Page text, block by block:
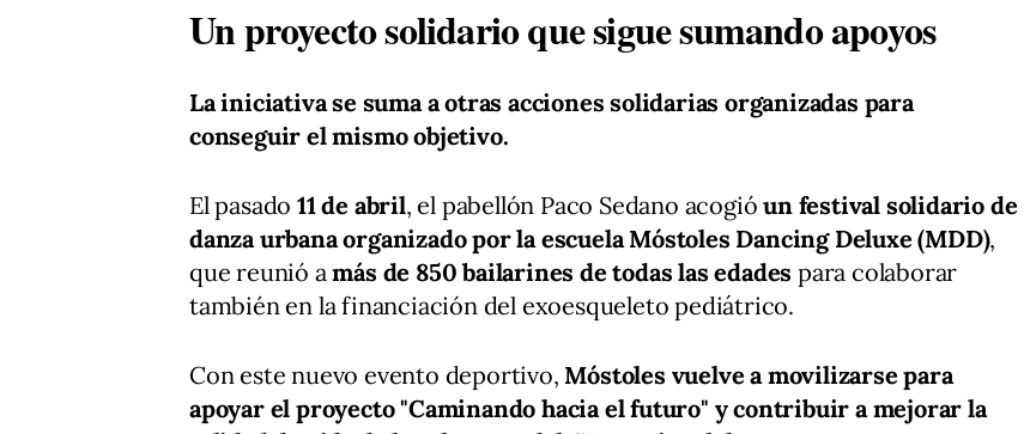
Un proyecto solidario que sigue sumando apoyos
La iniciativa se suma a otras acciones solidarias organizadas para
conseguir el mismo objetivo.
El pasado 11 de abril, el pabellón Paco Sedano acogióun festival solidario de
danza urbana organizado por la escuela Móstoles Dancing Deluxe (MDD),
que reunió amás de 850 bailarines de todas las edades para colaborar
también en la financiación del exoesqueleto pediátrico.
Con este nuevo evento deportivo, Móstoles vuelve a movilizarse para
apoyar el proyecto "Caminando hacia el futuro" y contribuir a mejorar la